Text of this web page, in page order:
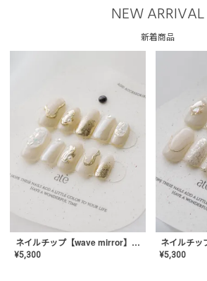
NEW ARRIVAL
新着商品
ネイルチップ【wave mirror】AE-CONA-04
¥5,300 ¥5,300